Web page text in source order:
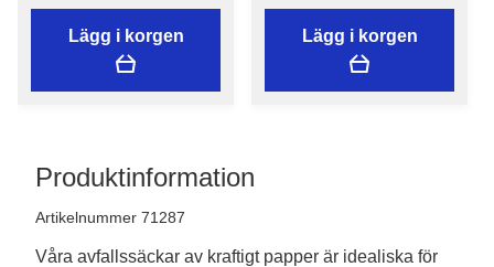
Lägg i korgen Lägg i korgen
Produktinformation
Artikelnummer 71287
Våra avfallssäckar av kraftigt papper är idealiska för